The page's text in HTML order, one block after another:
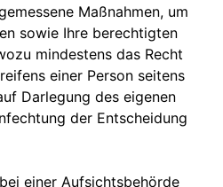
Maßnahmen, um
sowie Ihre berechtigten
mindestens das Recht
einer Person seitens
Darlegung des eigenen
der Entscheidung
einer Aufsichtsbehörde